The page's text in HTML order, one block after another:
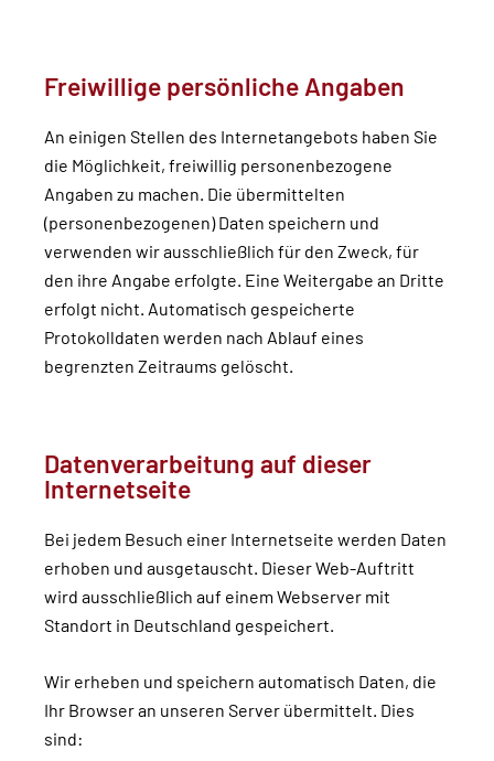
Freiwillige persönliche Angaben
An einigen Stellen des Internetangebots haben Sie
die Möglichkeit, freiwillig personenbezogene
Angaben zu machen. Die übermittelten
(personenbezogenen) Daten speichern und
verwenden wir ausschließlich für den Zweck, für
den ihre Angabe erfolgte. Eine Weitergabe an Dritte
erfolgt nicht. Automatisch gespeicherte
Protokolldaten werden nach Ablauf eines
begrenzten Zeitraums gelöscht.
Datenverarbeitung auf dieser
Internetseite
Bei jedem Besuch einer Internetseite werden Daten
erhoben und ausgetauscht. Dieser Web-Auftritt
wird ausschließlich auf einem Webserver mit
Standort in Deutschland gespeichert.
Wir erheben und speichern automatisch Daten, die
Ihr Browser an unseren Server übermittelt. Dies
sind: